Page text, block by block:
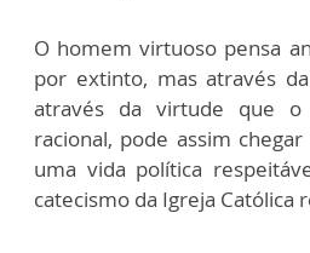
O homem virtuoso pensa
por extinto, mas através
através da virtude que
racional, pode assim
uma vida política
catecismo da Igreja Católica